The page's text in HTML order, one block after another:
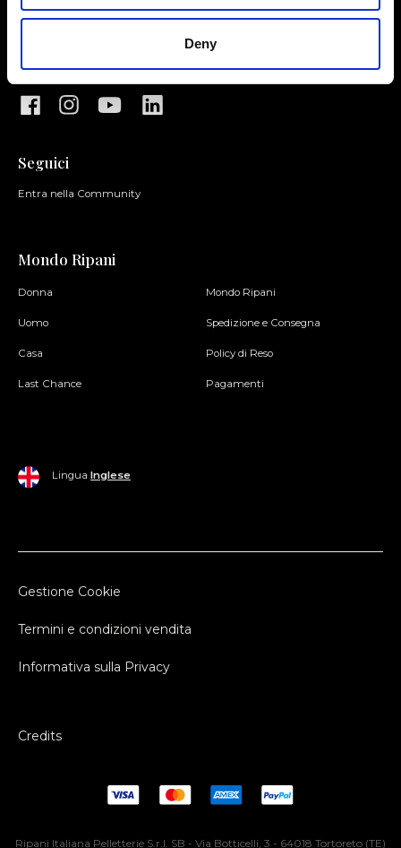
Deny
Seguici
Entra nella Community
Rispondiamo a tutte le tue
Mondo Ripani
Donna
Uomo
Casa
Last Chance
Mondo Ripani
Spedizione e Consegna
Policy di Reso
Pagamenti
Lingua Inglese
Gestione Cookie
Termini e condizioni vendita
Informativa sulla Privacy
Credits
Ripani Italiana Pelletterie S.r.l. SB - Via Botticelli, 3 - 64018 Tortoreto (TE)